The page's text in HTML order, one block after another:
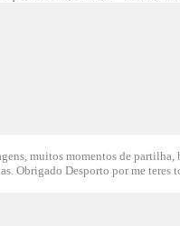
muitos momentos de
Obrigado Desporto por me